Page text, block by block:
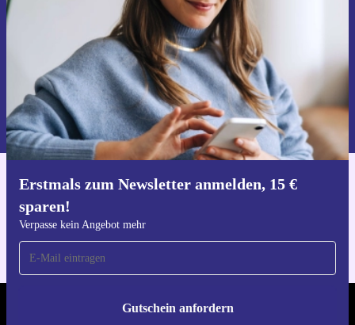
Erstmals zum Newsletter anmelden, 15 €
sparen!
Verpasse kein Angebot mehr
Gutschein anfordern
Gutschein anfordern
Informationen über die Verwendung personenbezogener Daten findest
du in unserer
Datenschutzerklärung.
Hol dir die refurbed-App
REFURBED ÖSTERREICH - RETHINK NEW.